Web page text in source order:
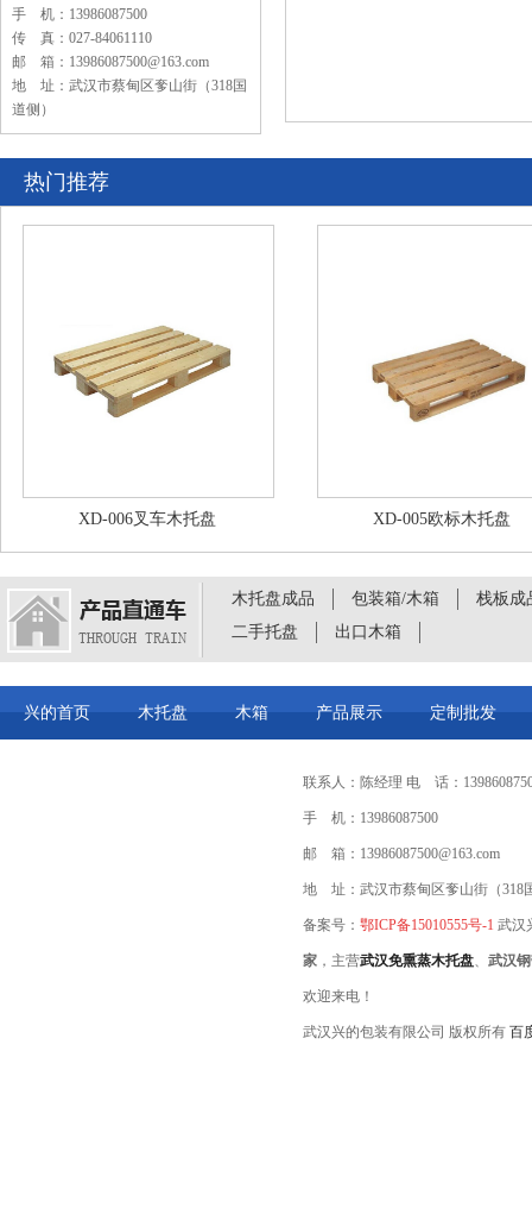
手 机：13986087500
传 真：027-84061110
邮 箱：13986087500@163.com
地 址：武汉市蔡甸区奓山街（318国
道侧）
热门推荐
XD-006叉车木托盘 XD-005欧标木托盘
木托盘成品 包装箱/木箱
栈板成
二手托盘
出口木箱
兴的首页 木托盘 木箱 产品展示 定制批发
联系人：陈经理 电 话：
手 机：13986087500
邮 箱：13986087500@163.com
地 址：武汉市蔡甸区奓山街（318
备案号： 鄂ICP备15010555号-1 武汉
家 ，主营武汉免熏蒸木托盘、 武汉
欢迎来电！
武汉兴的包装有限公司 版权所有 百